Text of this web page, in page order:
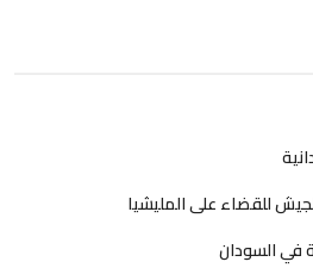
للقضاء على المليشيا
في السودان